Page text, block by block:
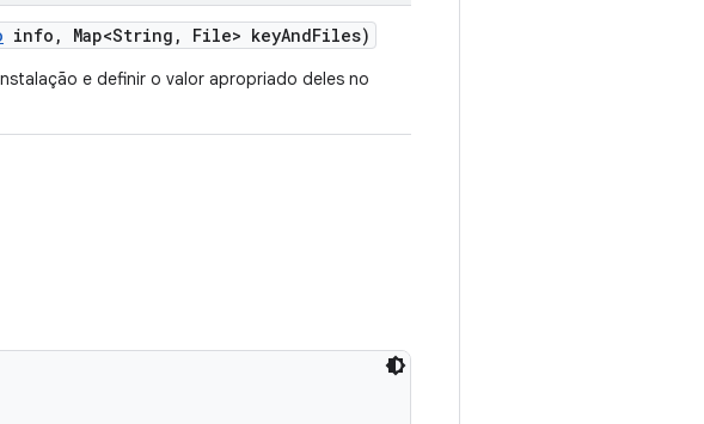
info , Map<String , File> keyAndFiles)
e definir o valor apropriado deles no